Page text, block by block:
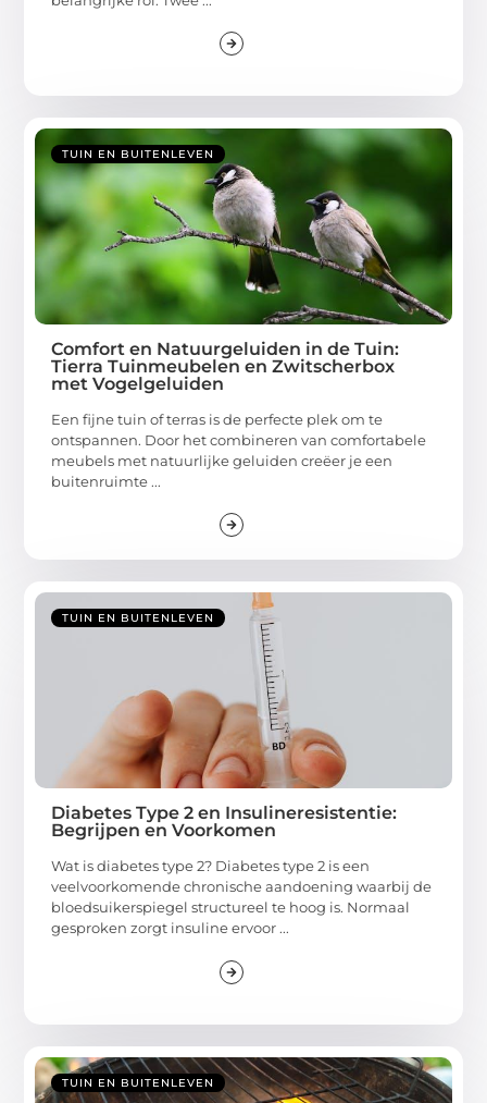
TUIN EN BUITENLEVEN
Comfort en Natuurgeluiden in de Tuin:
Tierra Tuinmeubelen en Zwitscherbox
met Vogelgeluiden
Een fijne tuin of terras is de perfecte plek om te
ontspannen. Door het combineren van comfortabele
meubels met natuurlijke geluiden creëer je een
buitenruimte ...
TUIN EN BUITENLEVEN
Diabetes Type 2 en Insulineresistentie:
Begrijpen en Voorkomen
Wat is diabetes type 2? Diabetes type 2 is een
veelvoorkomende chronische aandoening waarbij de
bloedsuikerspiegel structureel te hoog is. Normaal
gesproken zorgt insuline ervoor ...
TUIN EN BUITENLEVEN